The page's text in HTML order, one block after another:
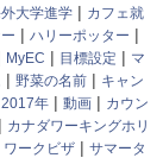
大学進学 | カフェ就
| ハリーポッター |
MyEC | 目標設定 | マ
| 野菜の名前 | キャン
2017年 | 動画 | カウン
| カナダワーキングホリ
ワークビザ | サマータ